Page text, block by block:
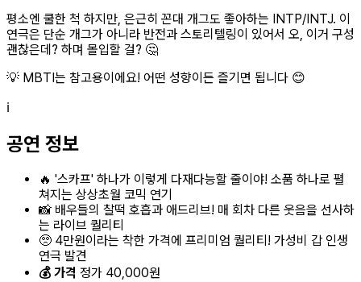
평소엔 쿨한 척 하지만, 은근히 꼰대 개그도 좋아하는 INTP/INTJ. 이
연극은 단순 개그가 아니라 반전과 스토리텔링이 있어서 오, 이거 구성
괜찮은데? 하며 몰입할 걸? 🤔
💡 MBTI는 참고용이에요! 어떤 성향이든 즐기면 됩니다 😊
ℹ️
공연 정보
🔥 '스카프' 하나가 이렇게 다재다능할 줄이야! 소품 하나로 펼
쳐지는 상상초월 코믹 연기
📸 배우들의 찰떡 호흡과 애드리브! 매 회차 다른 웃음을 선사하
는 라이브 퀄리티
🥺 4만원이라는 착한 가격에 프리미엄 퀄리티! 가성비 갑 인생
연극 발견
💰 가격 정가 40,000원